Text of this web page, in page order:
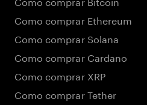
Como comprar Ethereum
Como comprar Solana
Como comprar Cardano
Como comprar XRP
Como comprar Tether